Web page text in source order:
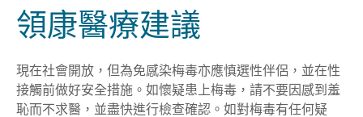
領康醫療建議
現在社會開放，但為免感染梅毒亦應慎選性伴侶，並在性
接觸前做好安全措施。如懷疑患上梅毒，請不要因感到羞
恥而不求醫，並盡快進行檢查確認。如對梅毒有任何疑